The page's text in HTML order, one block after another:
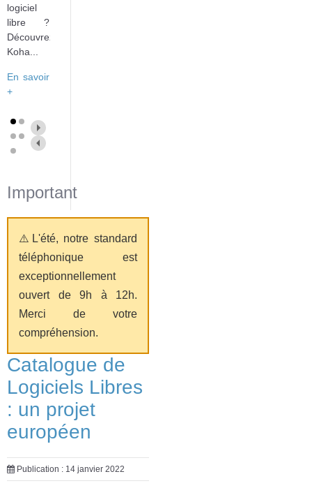
logiciel
libre ?
Découvrez
Koha...
En savoir
+
Important
⚠️L'été, notre standard
téléphonique est
exceptionnellement
ouvert de 9h à 12h.
Merci de votre
compréhension.
Catalogue de
Logiciels Libres
: un projet
européen
Publication : 14 janvier 2022